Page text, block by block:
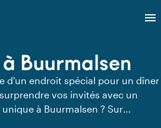
menu
Buurmalsen
d'un endroit spécial pour un dîner
vos invités avec un
à Buurmalsen ? Sur